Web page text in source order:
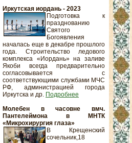
Иркутская иордань - 2023
Подготовка к
празднованию
Святого
Богоявления
началась еще в декабре прошлого
года. Строительство ледового
комплекса «Иордань» на заливе
Якоби всегда предварительно
согласовывается с
соответствующими службами МЧС
РФ, администрацией города
Иркутска и др. Подробнее
Молебен в часовне вмч.
Пантелеймона в МНТК
«Микрохирургия глаза»
В Крещенский
сочельник,18